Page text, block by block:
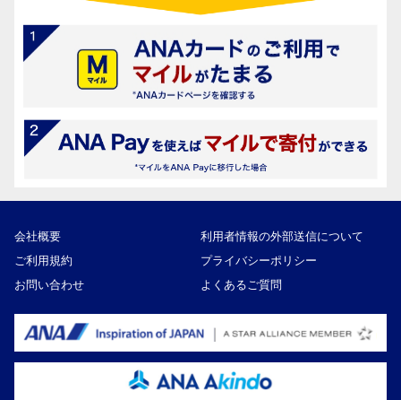
会社概要
利用者情報の外部送信について
ご利用規約
プライバシーポリシー
お問い合わせ
よくあるご質問